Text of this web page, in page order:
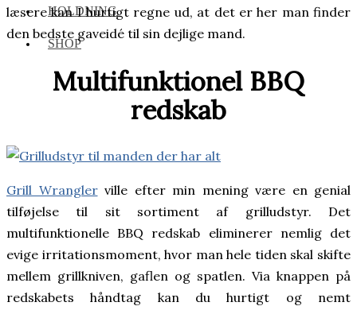
HOLDNING
SHOP
læsere kan I hurtigt regne ud, at det er her man finder
den bedste gaveidé til sin dejlige mand.
Multifunktionel BBQ
redskab
Grill Wranglerville efter min mening være en genial
tilføjelse til sit sortiment af grilludstyr. Det
multifunktionelle BBQ redskab eliminerer nemlig det
evige irritationsmoment, hvor man hele tiden skal skifte
mellem grillkniven, gaflen og spatlen. Via knappen på
redskabets håndtag kan du hurtigt og nemt